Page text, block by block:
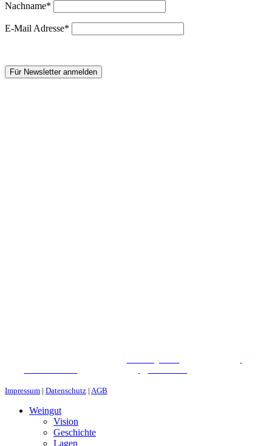
Nachname*
E-Mail Adresse*
Impressum | Datenschutz | AGB
Weingut
Vision
Geschichte
Lagen